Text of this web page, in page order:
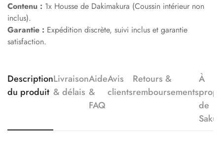
Contenu : 1x Housse de Dakimakura (Coussin intérieur non
inclus).
Garantie : Expédition discrète, suivi inclus et garantie
satisfaction.
Description
du produit
Livraison
& délais
Aide
&
FAQ
Avis
clients
Retours &
remboursements
À
de